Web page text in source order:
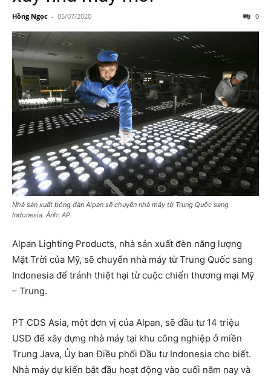
Hồng Ngọc - 05/07/2020 0
Nhà sản xuất bóng đàn Alpan sẽ chuyển nhà máy từ Trung Quốc sang
Indonesia. Ảnh: AP.
Alpan Lighting Products, nhà sản xuất đèn năng lượng
Mặt Trời của Mỹ, sẽ chuyển nhà máy từ Trung Quốc sang
Indonesia để tránh thiệt hại từ cuộc chiến thương mại Mỹ
– Trung.
PT CDS Asia, một đơn vị của Alpan, sẽ đầu tư 14 triệu
USD để xây dựng nhà máy tại khu công nghiệp ở miền
Trung Java, Ủy ban Điều phối Đầu tư Indonesia cho biết.
Nhà máy dự kiến bắt đầu hoạt động vào cuối năm nay và